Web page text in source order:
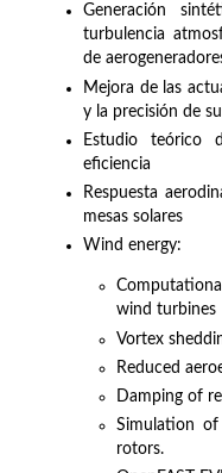
Generación
turbulencia
de
Mejora de las
y la precisión de
Estudio teórico
eficiencia
Respuesta
mesas solares
Wind energy:
wind turbines
Vortex
Reduced
Damping of
Simulation
rotors.